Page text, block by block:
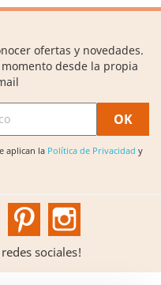
ofertas y novedades.
desde la propia
aplican la Política de Privacidad y
YouTubePinterest
sociales!